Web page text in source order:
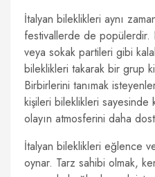
İtalyan bileklikleri aynı
festivallerde de popülerdir.
veya sokak partileri gibi
bileklikleri takarak bir grup
Birbirlerini tanımak
kişileri bileklikleri sayesinde
olayın atmosferini daha
İtalyan bileklikleri eğlence
oynar. Tarz sahibi olmak,